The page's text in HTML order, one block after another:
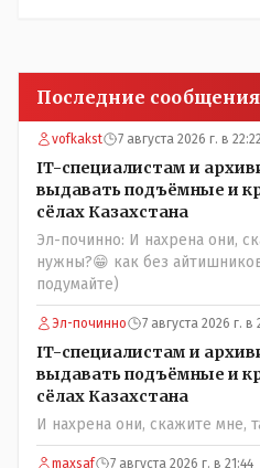
Последние сообщения
vofkakst 7 августа 2026 г. в 22:22
IT-специалистам и
выдавать подъёмные и
сёлах Казахстана
Эл-починно: И нахрена они,
нужны?😁 как без
подумайте)
Эл-починно 7 августа 2026 г. в
IT-специалистам и
выдавать подъёмные и
сёлах Казахстана
И нахрена они, скажите мне,
maxsaf 7 августа 2026 г. в 21:44